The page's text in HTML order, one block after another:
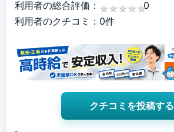
利用者の総合評価： ★ ★ ★ ★ ★
★ ★ ★ ★ ★0
利用者のクチコミ：0件
クチコミを投稿する